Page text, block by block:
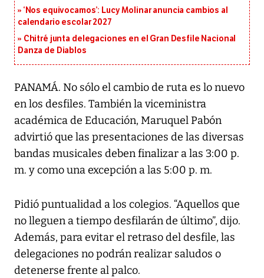
‘Nos equivocamos’: Lucy Molinar anuncia cambios al
calendario escolar 2027
Chitré junta delegaciones en el Gran Desfile Nacional
Danza de Diablos
PANAMÁ. No sólo el cambio de ruta es lo nuevo
en los desfiles. También la viceministra
académica de Educación, Maruquel Pabón
advirtió que las presentaciones de las diversas
bandas musicales deben finalizar a las 3:00 p.
m. y como una excepción a las 5:00 p. m.
Pidió puntualidad a los colegios. “Aquellos que
no lleguen a tiempo desfilarán de último”, dijo.
Además, para evitar el retraso del desfile, las
delegaciones no podrán realizar saludos o
detenerse frente al palco.